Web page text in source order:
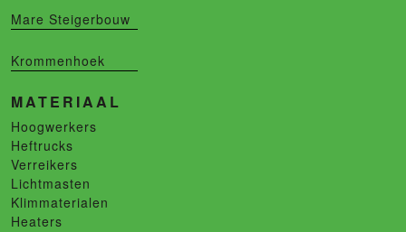
MATERIAAL
Hoogwerkers
Heftrucks
Verreikers
Lichtmasten
Klimmaterialen
Heaters
Mare Steigerbouw
Krommenhoek